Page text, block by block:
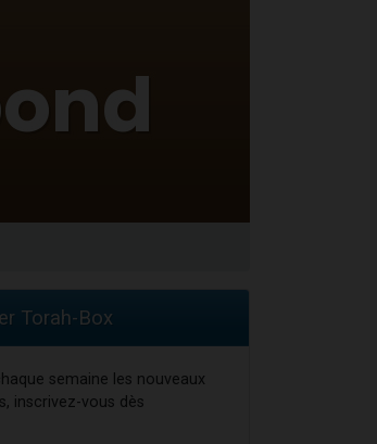
Torah-Box
semaine les nouveaux
inscrivez-vous dès